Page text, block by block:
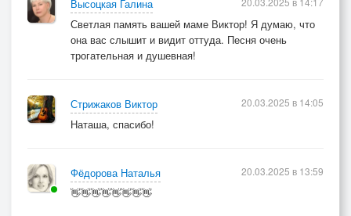
Высоцкая Галина
Светлая память вашей маме Виктор! Я думаю, что
она вас слышит и видит оттуда. Песня очень
трогательная и душевная!
Стрижаков Виктор
Наташа, спасибо!
20.03.2025 в 14:05
Фёдорова Наталья
👋👋👋👋👋👋👋👋
20.03.2025 в 13:59